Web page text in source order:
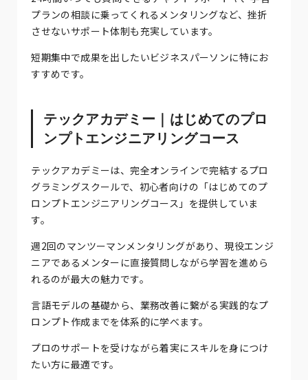
プランの相談に乗ってくれるメンタリングなど、挫折
させないサポート体制も充実しています。
短期集中で成果を出したいビジネスパーソンに特にお
すすめです。
テックアカデミー｜はじめてのプロ
ンプトエンジニアリングコース
テックアカデミーは、完全オンラインで完結するプロ
グラミングスクールで、初心者向けの「はじめてのプ
ロンプトエンジニアリングコース」を提供していま
す。
週2回のマンツーマンメンタリングがあり、現役エンジ
ニアであるメンターに直接質問しながら学習を進めら
れるのが最大の魅力です。
言語モデルの基礎から、業務改善に繋がる実践的なプ
ロンプト作成までを体系的に学べます。
プロのサポートを受けながら着実にスキルを身につけ
たい方に最適です。